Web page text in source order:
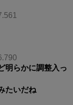
明らかに調整入っ
たいだね